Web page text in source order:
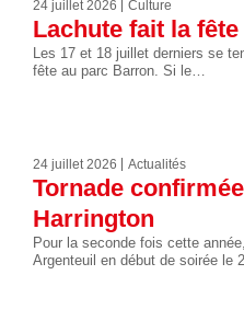
24 juillet 2026 Culture
Lachute fait la
Les 17 et 18 juillet derniers se
fête au parc Barron. Si le…
24 juillet 2026 Actualités
Tornade
Harrington
Pour la seconde fois cette
Argenteuil en début de soirée le